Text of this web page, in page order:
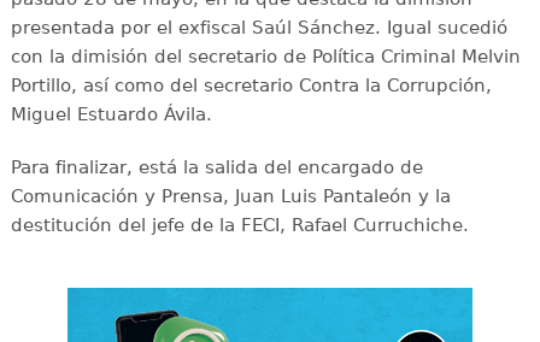
presentada por el exfiscal Saúl Sánchez. Igual sucedió
con la dimisión del secretario de Política Criminal Melvin
Portillo, así como del secretario Contra la Corrupción,
Miguel Estuardo Ávila.
Para finalizar, está la salida del encargado de
Comunicación y Prensa, Juan Luis Pantaleón y la
destitución del jefe de la FECI, Rafael Curruchiche.